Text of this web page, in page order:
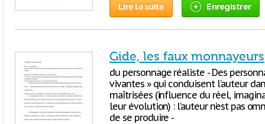
Lire la suite Enregistrer
Gide, les faux monnayeurs
du personnage réaliste - Des
vivantes » qui conduisent l’auteur
maîtrisées (influence du réel,
leur évolution) : l’auteur n’est pas
de se produire -